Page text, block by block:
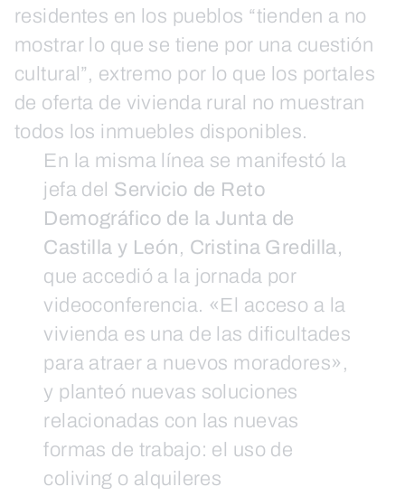
residentes en los pueblos “tienden a no
mostrar lo que se tiene por una cuestión
cultural”, extremo por lo que los portales
de oferta de vivienda rural no muestran
todos los inmuebles disponibles.
En la misma línea se manifestó la
jefa del Servicio de Reto
Demográfico de la Junta de
Castilla y León, Cristina Gredilla,
que accedió a la jornada por
videoconferencia. «El acceso a la
vivienda es una de las dificultades
para atraer a nuevos moradores»,
y planteó nuevas soluciones
relacionadas con las nuevas
formas de trabajo: el uso de
coliving o alquileres